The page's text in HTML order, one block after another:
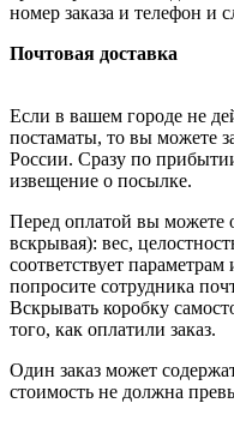
номер заказа и телефон и
Почтовая доставка
Если в вашем городе не
постаматы, то вы можете
России. Сразу по
извещение о посылке.
Перед оплатой вы можете
вскрывая): вес,
соответствует
попросите сотрудника
Вскрывать коробку
того, как оплатили заказ.
Один заказ может
стоимость не должна